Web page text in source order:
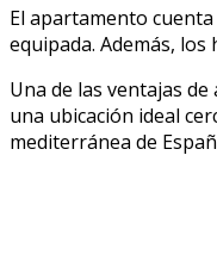
El apartamento
equipada. Además,
Una de las ventajas
una ubicación ideal
mediterránea de